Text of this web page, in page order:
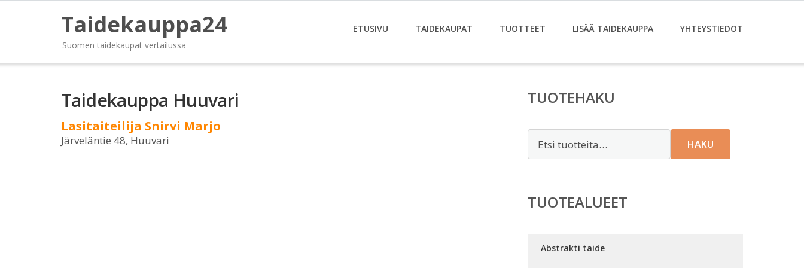
Taidekauppa24
Suomen taidekaupat vertailussa
ETUSIVU TAIDEKAUPAT TUOTTEET LISÄÄ TAIDEKAUPPA YHTEYSTIEDOT
Taidekauppa Huuvari
Lasitaiteilija Snirvi Marjo
Järveläntie 48, Huuvari
TUOTEHAKU
HAKU
TUOTEALUEET
Abstrakti taide